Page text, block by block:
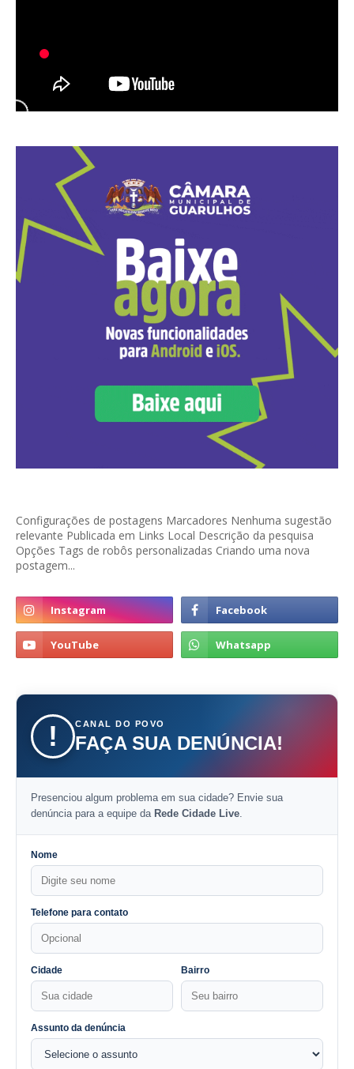
Configurações de postagens Marcadores Nenhuma sugestão
relevante Publicada em Links Local Descrição da pesquisa
Opções Tags de robôs personalizadas Criando uma nova
postagem...
! CANAL DO POVO
FAÇA SUA DENÚNCIA!
Presenciou algum problema em sua cidade? Envie sua
denúncia para a equipe da Rede Cidade Live.
Nome
Telefone para contato
Cidade Bairro
Assunto da denúncia